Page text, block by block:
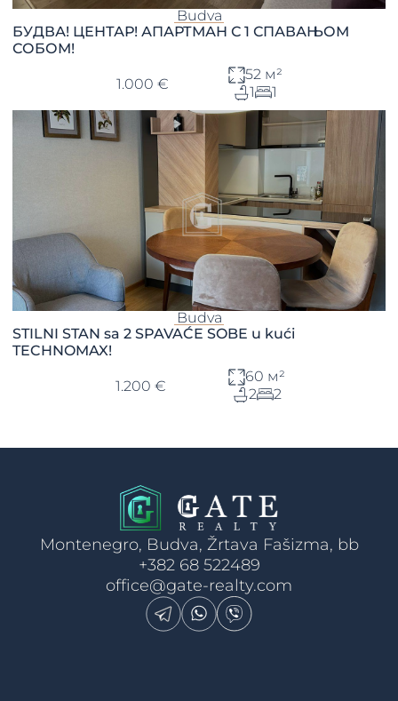
Budva
БУДВА! ЦЕНТАР! АПАРТМАН С 1 СПАВАЊОМ
СОБОМ!
1.000 €
52 м²
1
1
Budva
STILNI STAN sa 2 SPAVAĆE SOBE u kući
TECHNOMAX!
1.200 €
60 м²
2
2
Montenegro, Budva, Žrtava Fašizma, bb
+382 68 522489
office@gate-realty.com